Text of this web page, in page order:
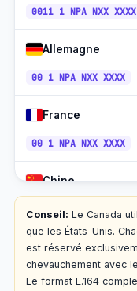
St.Catharines, Ontario
Halifax + Atlantique,
Charlottetown, Î.-P.-É.
Iqaluit, Nunavut
Sans frais (1-800,
0011 1 NPA NXX XXXX
Allemagne
00 1 NPA NXX XXXX
France
00 1 NPA NXX XXXX
Chine
00 1 NPA NXX XXXX
Japon
010 1 NPA NXX XXXX
Conseil: Le Canada
que les États-Unis.
est réservé
chevauchement avec
Le format E.164